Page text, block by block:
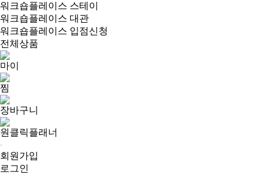
워크숍플레이스 스테이
워크숍플레이스 대관
워크숍플레이스 입점신청
전체상품
마이
찜
장바구니
원클릭플래너
회원가입
로그인